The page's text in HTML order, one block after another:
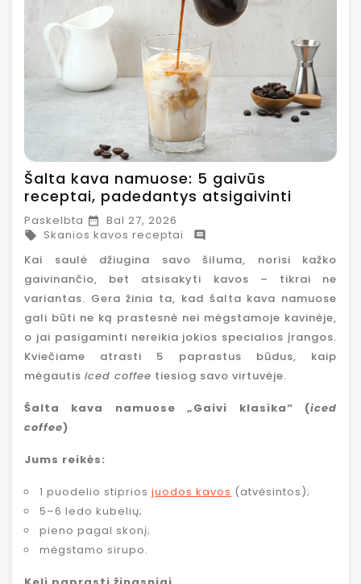
Šalta kava namuose: 5 gaivūs
receptai, padedantys atsigaivinti
Paskelbta  Bal 27, 2026
 Skanios kavos receptai 
Kai saulė džiugina savo šiluma, norisi kažko
gaivinančio, bet atsisakyti kavos – tikrai ne
variantas. Gera žinia ta, kad šalta kava namuose
gali būti ne ką prastesnė nei mėgstamoje kavinėje,
o jai pasigaminti nereikia jokios specialios įrangos.
Kviečiame atrasti 5 paprastus būdus, kaip
mėgautis iced coffee tiesiog savo virtuvėje.
Šalta kava namuose „Gaivi klasika“ (iced
coffee)
Jums reikės:
1 puodelio stiprios juodos kavos (atvėsintos);
5–6 ledo kubelių;
pieno pagal skonį;
mėgstamo sirupo.